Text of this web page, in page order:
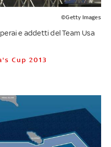
©Getty Images
e addetti del Team Usa
Cup 2013